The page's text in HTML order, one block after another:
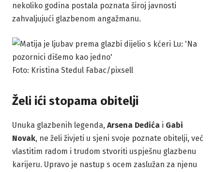
nekoliko godina postala poznata široj javnosti
zahvaljujući glazbenom angažmanu.
Foto: Kristina Stedul Fabac/pixsell
Želi ići stopama obitelji
Unuka glazbenih legenda, Arsena Dedića i Gabi
Novak, ne želi živjeti u sjeni svoje poznate obitelji, već
vlastitim radom i trudom stvoriti uspješnu glazbenu
karijeru. Upravo je nastup s ocem zaslužan za njenu